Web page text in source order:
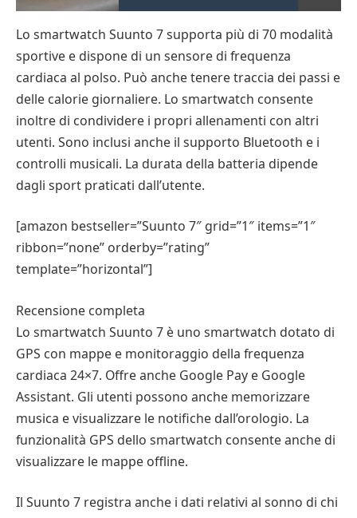
Lo smartwatch Suunto 7 supporta più di 70 modalità
sportive e dispone di un sensore di frequenza
cardiaca al polso. Può anche tenere traccia dei passi e
delle calorie giornaliere. Lo smartwatch consente
inoltre di condividere i propri allenamenti con altri
utenti. Sono inclusi anche il supporto Bluetooth e i
controlli musicali. La durata della batteria dipende
dagli sport praticati dall’utente.
[amazon bestseller=”Suunto 7″ grid=”1″ items=”1″
ribbon=”none” orderby=”rating”
template=”horizontal”]
Recensione completa
Lo smartwatch Suunto 7 è uno smartwatch dotato di
GPS con mappe e monitoraggio della frequenza
cardiaca 24×7. Offre anche Google Pay e Google
Assistant. Gli utenti possono anche memorizzare
musica e visualizzare le notifiche dall’orologio. La
funzionalità GPS dello smartwatch consente anche di
visualizzare le mappe offline.
Il Suunto 7 registra anche i dati relativi al sonno di chi